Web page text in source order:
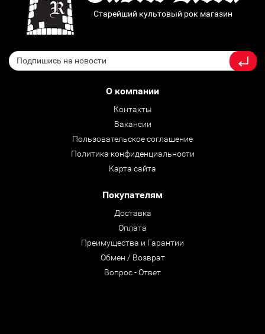
Старейший культовый рок магазин
О компании
Контакты
Вакансии
Пользовательское соглашение
Политика конфиденциальности
Карта сайта
Покупателям
Доставка
Оплата
Преимущества и Гарантии
Обмен / Возврат
Вопрос - Ответ